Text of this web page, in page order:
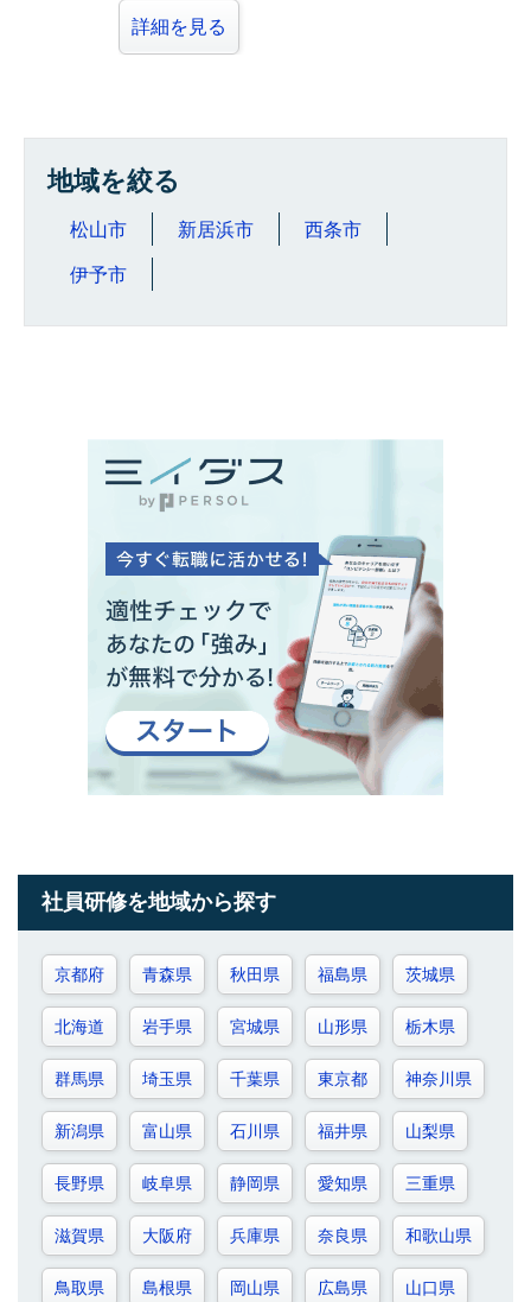
詳細を見る
地域を絞る
松山市 新居浜市 西条市
伊予市
社員研修を地域から探す
京都府 青森県 秋田県 福島県 茨城県
北海道 岩手県 宮城県 山形県 栃木県
群馬県 埼玉県 千葉県 東京都 神奈川県
新潟県 富山県 石川県 福井県 山梨県
長野県 岐阜県 静岡県 愛知県 三重県
滋賀県 大阪府 兵庫県 奈良県 和歌山県
鳥取県 島根県 岡山県 広島県 山口県